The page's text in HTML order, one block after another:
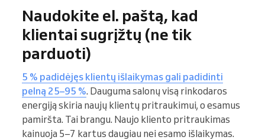
Naudokite el. paštą, kad
klientai sugrįžtų (ne tik
parduoti)
5 % padidėjęs klientų išlaikymas gali padidinti
pelną 25–95 %. Dauguma salonų visą rinkodaros
energiją skiria naujų klientų pritraukimui, o esamus
pamiršta. Tai brangu. Naujo kliento pritraukimas
kainuoja 5–7 kartus daugiau nei esamo išlaikymas.